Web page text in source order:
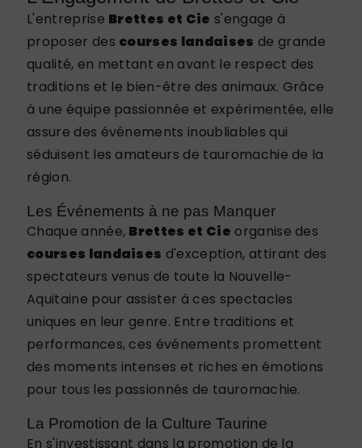
L'entreprise Brettes et Cie s'engage à
proposer des courses landaises de grande
qualité, en mettant en avant le respect des
traditions et le bien-être des animaux. Grâce
à une équipe passionnée et expérimentée, elle
assure des événements inoubliables qui
séduisent les amateurs de tauromachie de la
région.
Les Événements à ne pas Manquer
Chaque année, Brettes et Cie organise des
courses landaises d'exception, attirant des
spectateurs venus de toute la Nouvelle-
Aquitaine pour assister à ces spectacles
uniques en leur genre. Entre traditions et
performances, ces événements promettent
des moments intenses et riches en émotions
pour tous les passionnés de tauromachie.
La Promotion de la Culture Taurine
En s'investissant dans la promotion de la